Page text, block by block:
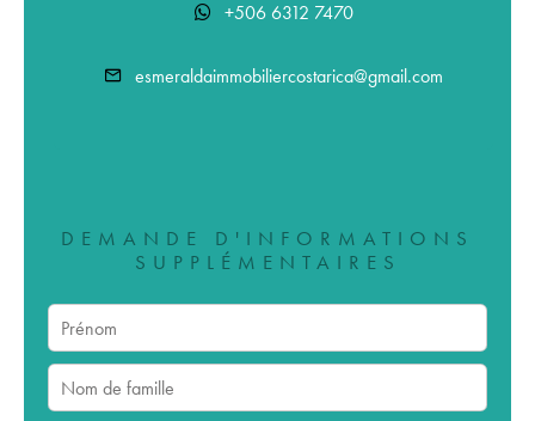
+506 6312 7470
esmeraldaimmobiliercostarica@gmail.com
DEMANDE D'INFORMATIONS
SUPPLÉMENTAIRES